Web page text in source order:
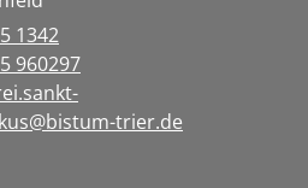
1342
960297
trier.de